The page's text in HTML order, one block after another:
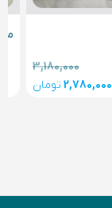
3,180,000
2,780,000 تومان